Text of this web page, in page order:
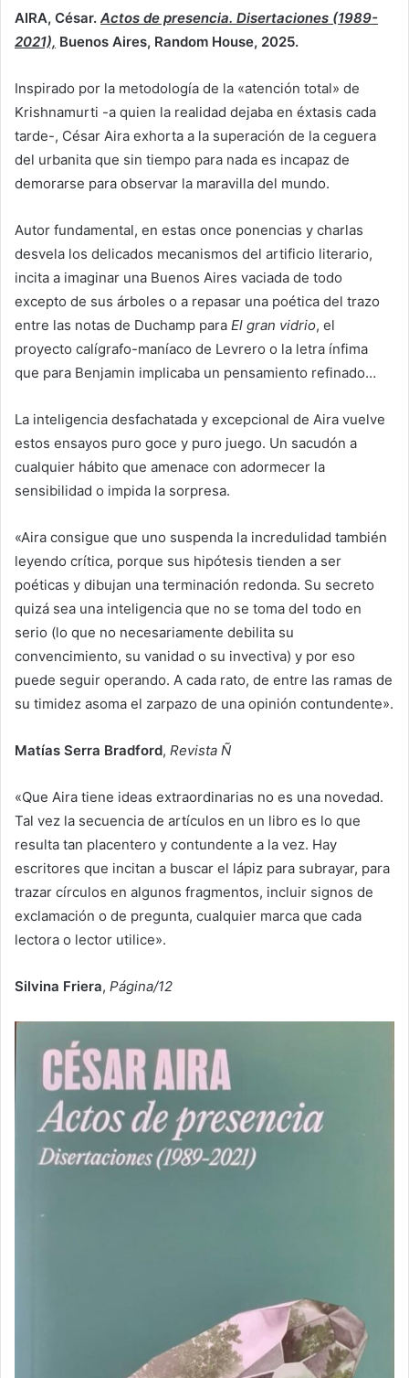
AIRA, César. Actos de presencia. Disertaciones (1989-
2021), Buenos Aires, Random House, 2025.
Inspirado por la metodología de la «atención total» de
Krishnamurti -a quien la realidad dejaba en éxtasis cada
tarde-, César Aira exhorta a la superación de la ceguera
del urbanita que sin tiempo para nada es incapaz de
demorarse para observar la maravilla del mundo.
Autor fundamental, en estas once ponencias y charlas
desvela los delicados mecanismos del artificio literario,
incita a imaginar una Buenos Aires vaciada de todo
excepto de sus árboles o a repasar una poética del trazo
entre las notas de Duchamp para El gran vidrio, el
proyecto calígrafo-maníaco de Levrero o la letra ínfima
que para Benjamin implicaba un pensamiento refinado…
La inteligencia desfachatada y excepcional de Aira vuelve
estos ensayos puro goce y puro juego. Un sacudón a
cualquier hábito que amenace con adormecer la
sensibilidad o impida la sorpresa.
«Aira consigue que uno suspenda la incredulidad también
leyendo crítica, porque sus hipótesis tienden a ser
poéticas y dibujan una terminación redonda. Su secreto
quizá sea una inteligencia que no se toma del todo en
serio (lo que no necesariamente debilita su
convencimiento, su vanidad o su invectiva) y por eso
puede seguir operando. A cada rato, de entre las ramas de
su timidez asoma el zarpazo de una opinión contundente».
Matías Serra Bradford, Revista Ñ
«Que Aira tiene ideas extraordinarias no es una novedad.
Tal vez la secuencia de artículos en un libro es lo que
resulta tan placentero y contundente a la vez. Hay
escritores que incitan a buscar el lápiz para subrayar, para
trazar círculos en algunos fragmentos, incluir signos de
exclamación o de pregunta, cualquier marca que cada
lectora o lector utilice».
Silvina Friera, Página/12